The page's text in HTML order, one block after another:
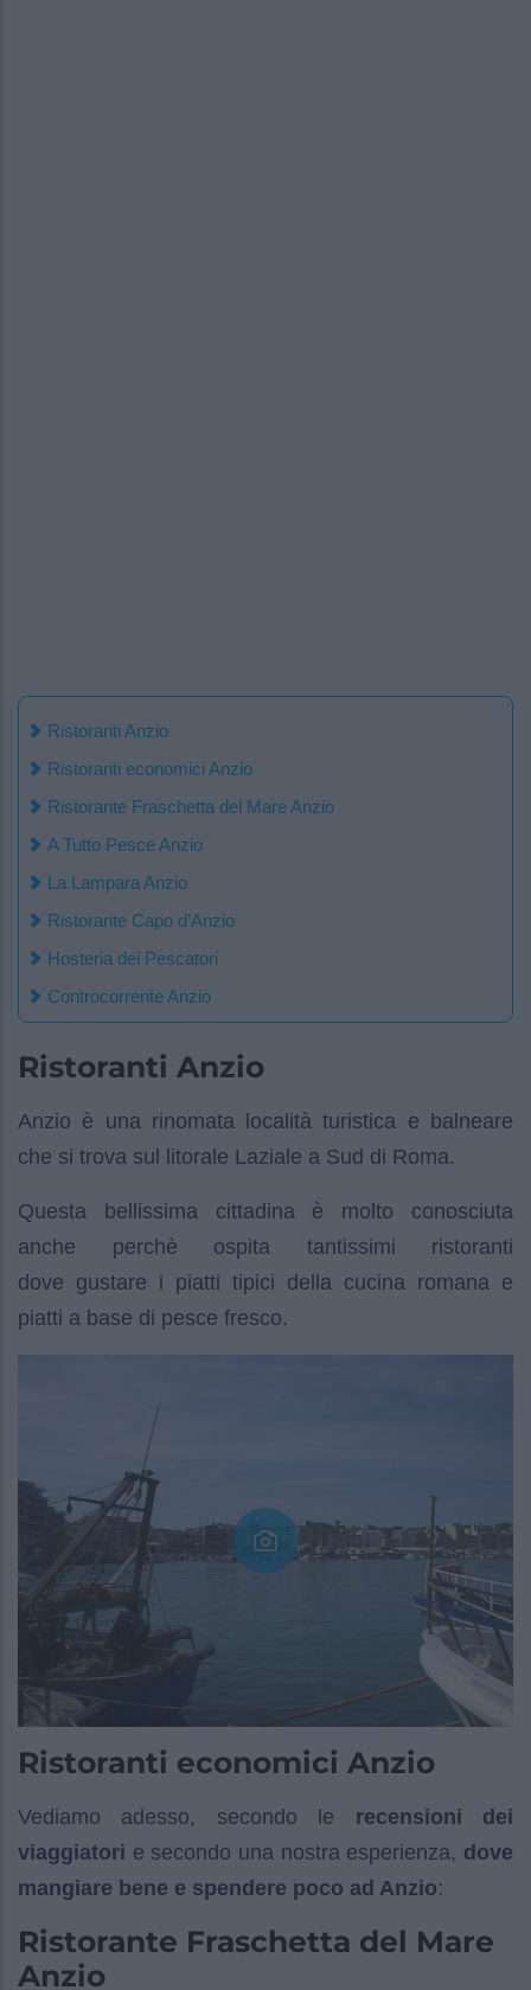
Ristoranti Anzio
Ristoranti economici Anzio
Ristorante Fraschetta del Mare Anzio
A Tutto Pesce Anzio
La Lampara Anzio
Ristorante Capo d’Anzio
Hosteria dei Pescatori
Controcorrente Anzio
Ristoranti Anzio
Anzio è una rinomata località turistica e balneare
che si trova sul litorale Laziale a Sud di Roma.
Questa bellissima cittadina è molto conosciuta
anche perchè ospita tantissimi ristoranti
dove gustare i piatti tipici della cucina romana e
piatti a base di pesce fresco.
Ristoranti economici Anzio
Vediamo adesso, secondo le recensioni dei
viaggiatori e secondo una nostra esperienza, dove
mangiare bene e spendere poco ad Anzio:
Ristorante Fraschetta del Mare
Anzio